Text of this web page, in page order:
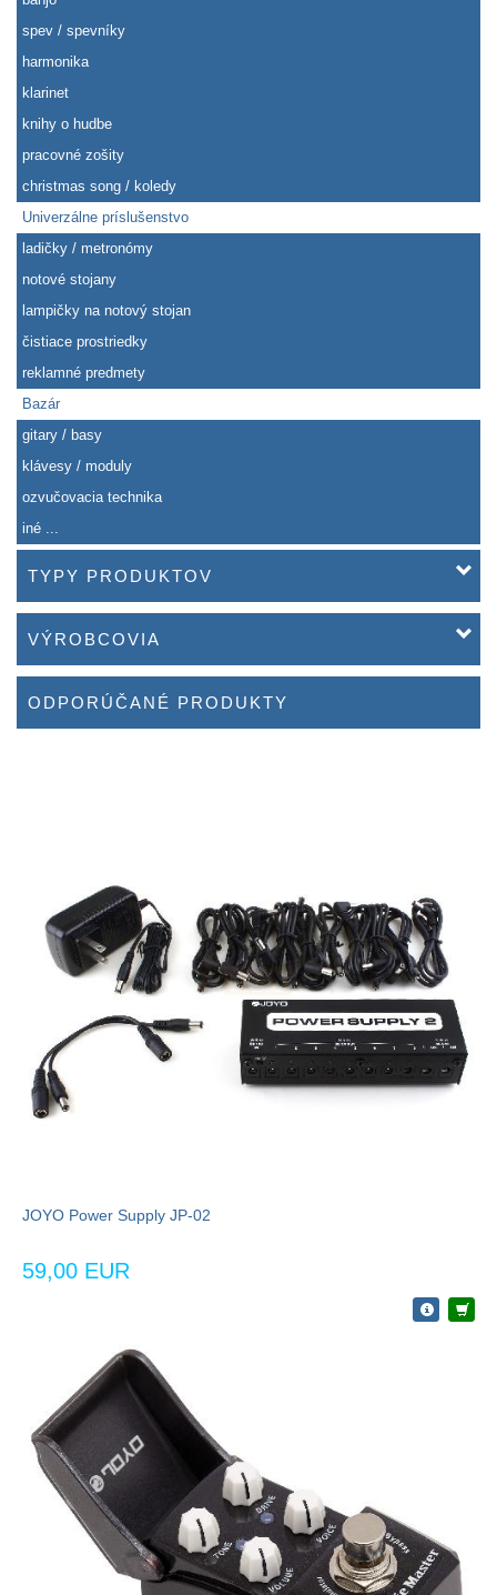
spev / spevníky
harmonika
klarinet
knihy o hudbe
pracovné zošity
christmas song / koledy
Univerzálne príslušenstvo
ladičky / metronómy
notové stojany
lampičky na notový stojan
čistiace prostriedky
reklamné predmety
Bazár
gitary / basy
klávesy / moduly
ozvučovacia technika
iné ...
TYPY PRODUKTOV
VÝROBCOVIA
ODPORÚČANÉ PRODUKTY
JOYO Power Supply JP-02
59,00 EUR